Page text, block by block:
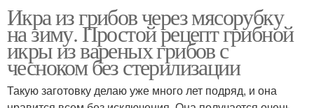
Икра из грибов через мясорубку
на зиму. Простой рецепт грибной
икры из вареных грибов с
чесноком без стерилизации
Такую заготовку делаю уже много лет подряд, и она